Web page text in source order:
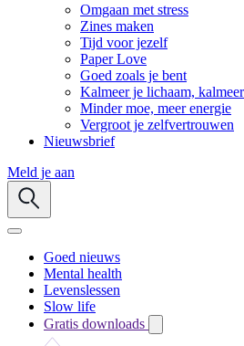
Omgaan met stress
Zines maken
Tijd voor jezelf
Paper Love
Goed zoals je bent
Kalmeer je lichaam,
Minder moe, meer energie
Vergroot je zelfvertrouwen
Nieuwsbrief
Meld je aan
Goed nieuws
Mental health
Levenslessen
Slow life
Gratis downloads